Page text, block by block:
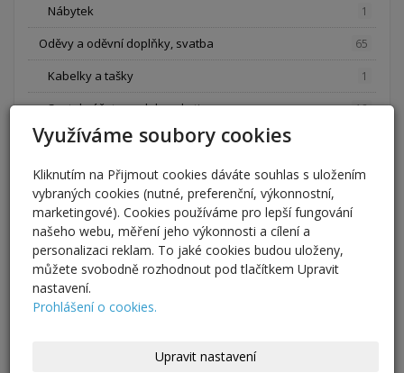
Nábytek 1
Oděvy a oděvní doplňky, svatba 65
Kabelky a tašky 1
Svatební šaty, ozdoby a kytice 12
Opasky, šály a šátky
Sukně a kalhoty 5
Halenky, trička, mikiny a šaty
Kravaty a motýlky
Kreativní potřeby a materiál, vinuté perle
Pomůcky na tkaní
Využíváme soubory cookies
Kliknutím na Přijmout cookies dáváte souhlas s uložením
vybraných cookies (nutné, preferenční, výkonnostní,
marketingové). Cookies používáme pro lepší fungování
našeho webu, měření jeho výkonnosti a cílení a
personalizaci reklam. To jaké cookies budou uloženy,
můžete svobodně rozhodnout pod tlačítkem Upravit
nastavení.
Prohlášení o cookies.
Upravit nastavení